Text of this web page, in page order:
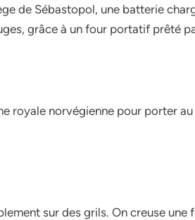
de Sébastopol, une batterie
grâce à un four portatif prêté
royale norvégienne pour porter
sur des grils. On creuse une